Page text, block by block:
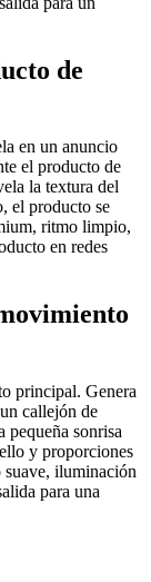
de
en un anuncio
el producto de
la textura del
el producto se
ritmo limpio,
en redes
principal. Genera
callejón de
pequeña sonrisa
y proporciones
suave, iluminación
para una